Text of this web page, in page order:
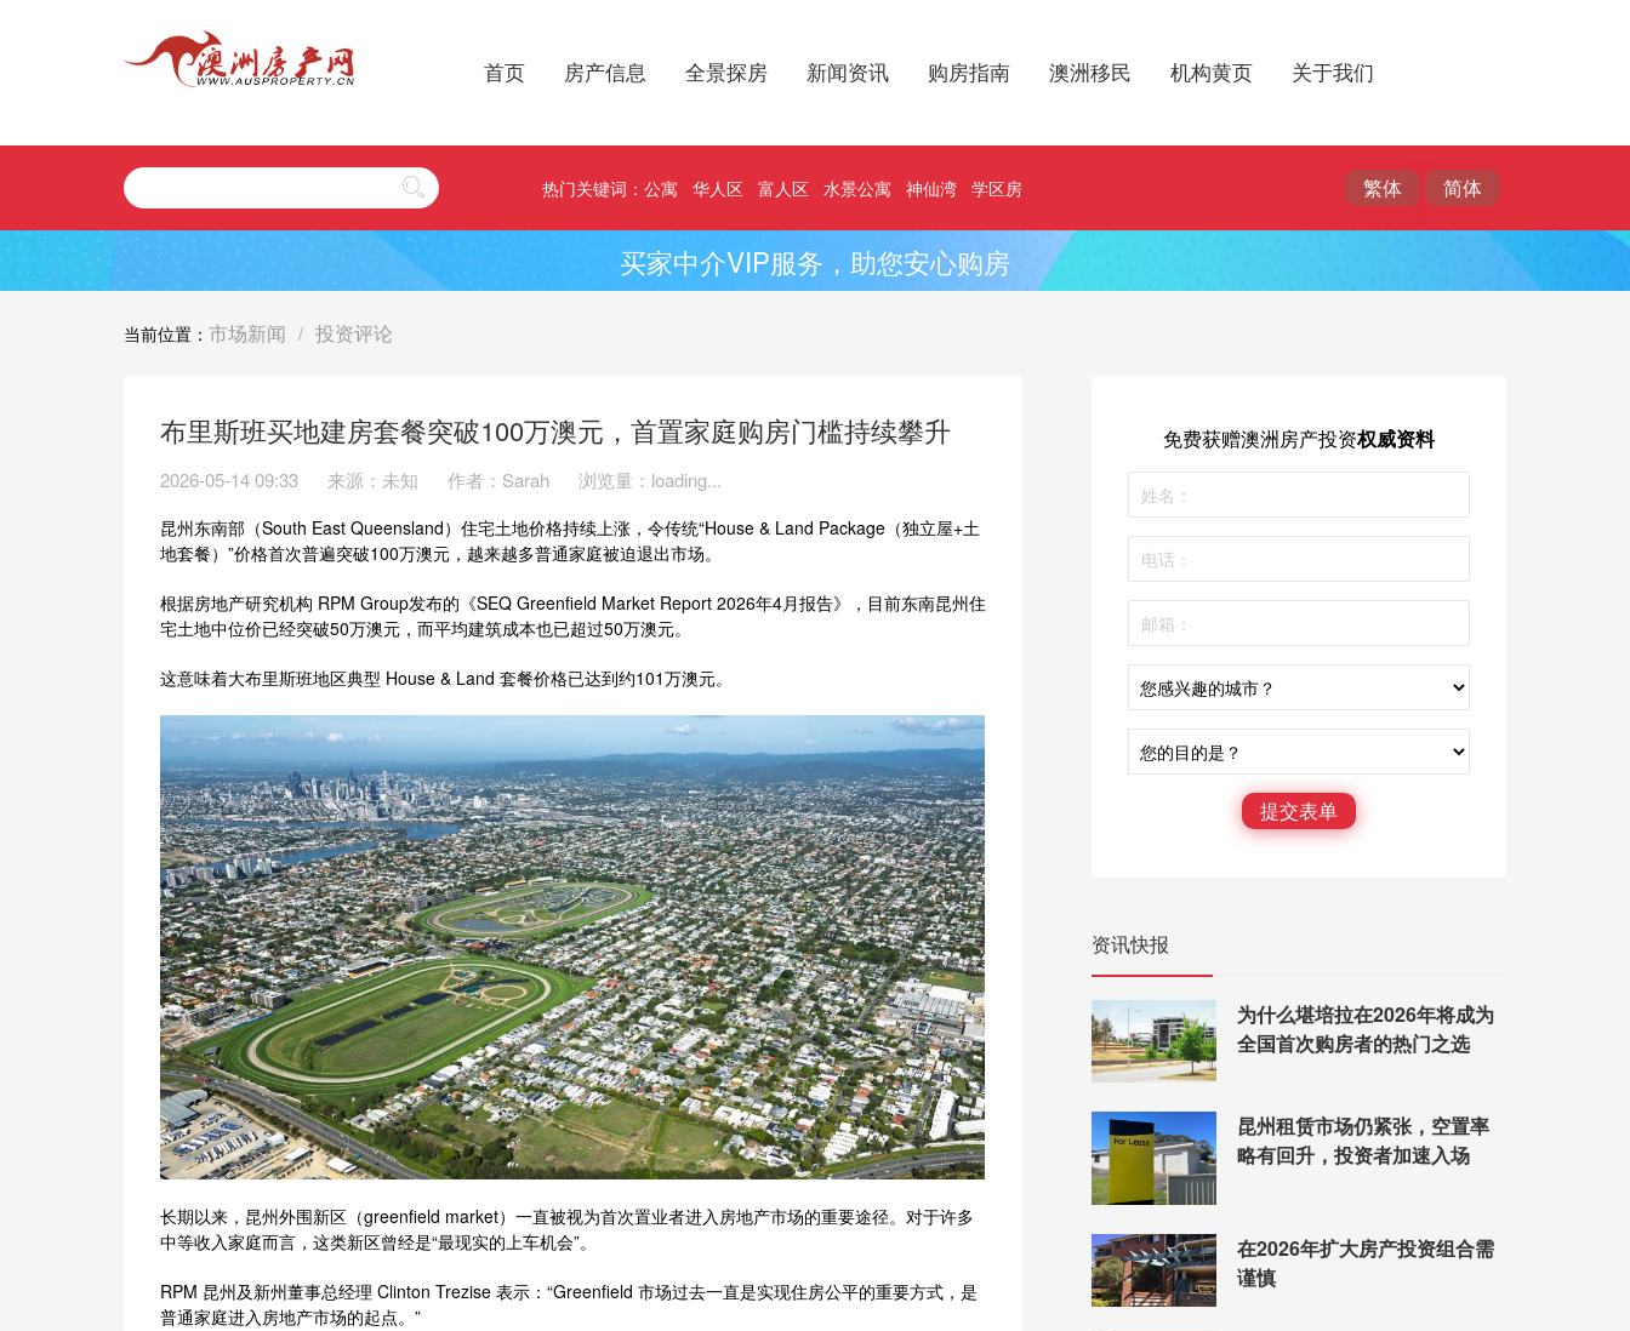
首页 房产信息 全景探房 新闻资讯 购房指南 澳洲移民 机构黄页 关于我们
热门关键词： 公寓 华人区 富人区 水景公寓 神仙湾 学区房
买家中介VIP服务，助您安心购房
当前位置： 市场新闻 / 投资评论
布里斯班买地建房套餐突破100万澳元，首置家庭购房门槛持续攀升
2026-05-14 09:33 来源：未知 作者：Sarah 浏览量： loading...
昆州东南部（South East Queensland）住宅土地价格持续上涨，令传统“House & Land Package（独立屋+土
地套餐）”价格首次普遍突破100万澳元，越来越多普通家庭被迫退出市场。
根据房地产研究机构 RPM Group发布的《SEQ Greenfield Market Report 2026年4月报告》，目前东南昆州住
宅土地中位价已经突破50万澳元，而平均建筑成本也已超过50万澳元。
这意味着大布里斯班地区典型 House & Land 套餐价格已达到约101万澳元。
长期以来，昆州外围新区（greenfield market）一直被视为首次置业者进入房地产市场的重要途径。对于许多
中等收入家庭而言，这类新区曾经是“最现实的上车机会”。
RPM 昆州及新州董事总经理 Clinton Trezise 表示：“Greenfield 市场过去一直是实现住房公平的重要方式，是
普通家庭进入房地产市场的起点。”
免费获赠澳洲房产投资权威资料
提交表单
资讯快报
为什么堪培拉在2026年将成为
全国首次购房者的热门之选
昆州租赁市场仍紧张，空置率
略有回升，投资者加速入场
在2026年扩大房产投资组合需
谨慎